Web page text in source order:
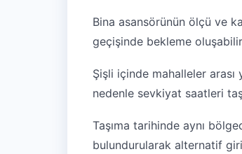
Bina asansörünün ölçü ve
geçişinde bekleme
Şişli içinde mahalleler
nedenle sevkiyat saatleri
Taşıma tarihinde aynı
bulundurularak alternatif